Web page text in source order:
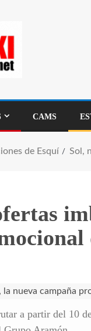
CAMS
de Esquí Sol,
a partir del 10